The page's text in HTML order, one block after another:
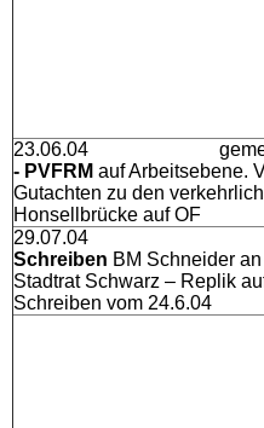
23.06.04
- PVFRM auf Arbeitsebene.
Gutachten zu den
Honsellbrücke auf OF
29.07.04
Schreiben BM Schneider an
Stadtrat Schwarz – Replik
Schreiben vom 24.6.04